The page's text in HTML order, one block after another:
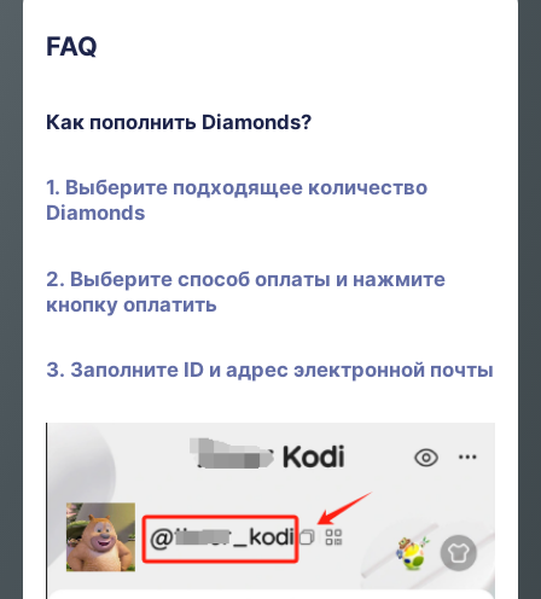
FAQ
Как пополнить Diamonds?
1. Выберите подходящее количество
Diamonds
2. Выберите способ оплаты и нажмите
кнопку оплатить
3. Заполните ID и адрес электронной почты